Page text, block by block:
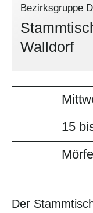
Bezirksgruppe
Walldorf
15
Der